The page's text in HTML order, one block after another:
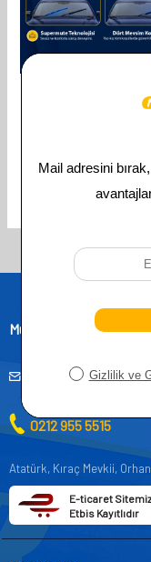
SUPERMUTE 2'LI SILECEK
TL
Müşteri Hizmetleri
0212 955 5515
Atatürk, Kıraç Mevkii,
E-ticaret Sitemiz
Etbis Kayıtlıdır